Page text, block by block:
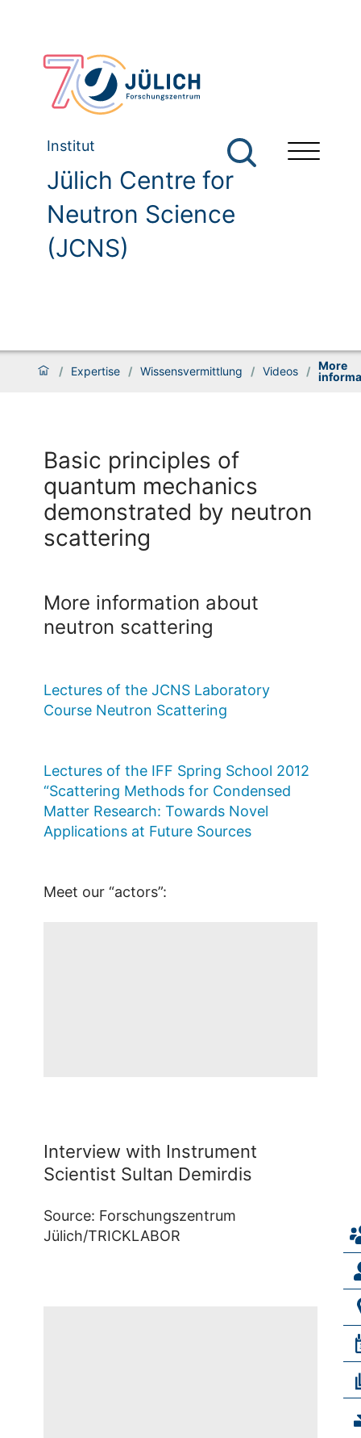
Institut
Jülich Centre for
Neutron Science
(JCNS)
/ Expertise / Wissensvermittlung / Videos / More
Basic principles of
quantum mechanics
demonstrated by neutron
scattering
More information about
neutron scattering
Lectures of the JCNS Laboratory
Course Neutron Scattering
Lectures of the IFF Spring School 2012
“Scattering Methods for Condensed
Matter Research: Towards Novel
Applications at Future Sources
Meet our “actors”:
Youtube
weitergeleitet.
Es gelten die
Datenschutzbestimmungen
Interview with Instrument
Scientist Sultan Demirdis
Source: Forschungszentrum
Jülich/TRICKLABOR